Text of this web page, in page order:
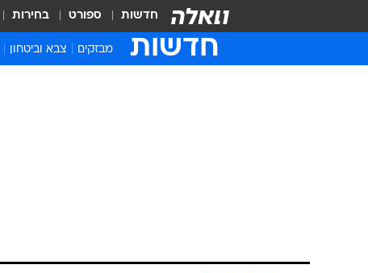
חדשות ספורט בחירות
חדשות מבזקים צבא וביטחון